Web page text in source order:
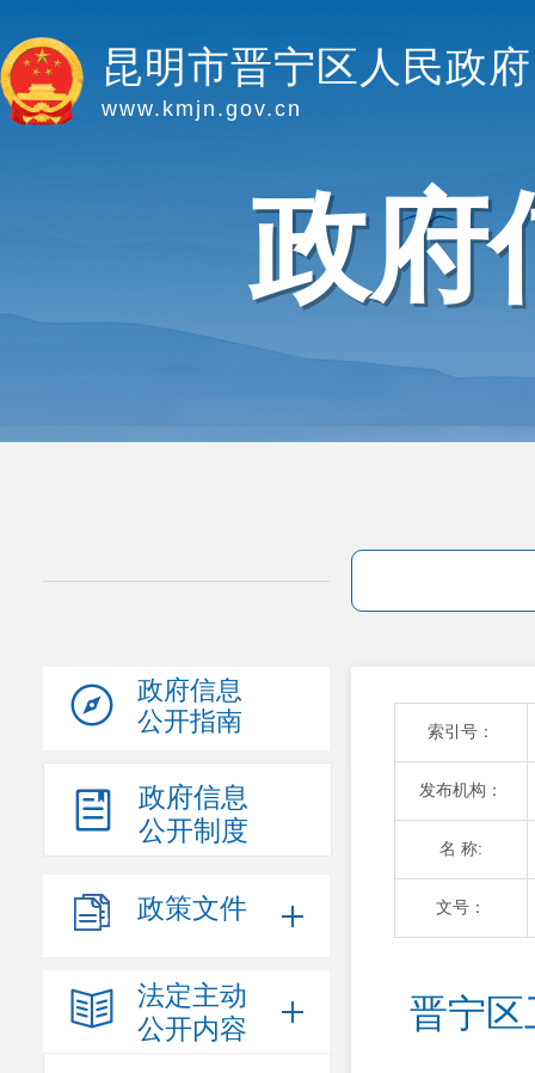
昆明市晋宁区人民政府
www.kmjn.gov.cn
政府
政府信息
公开指南
政府信息
公开制度
政策文件
法定主动
公开内容
索引号：
发布机构：
名 称:
文号：
晋宁区